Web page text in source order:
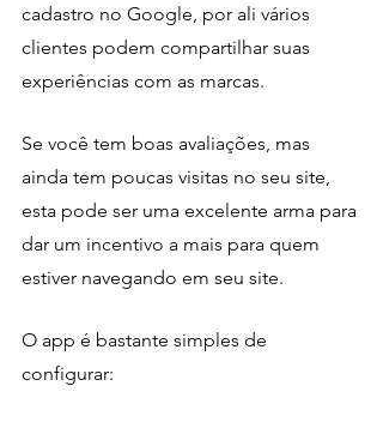
cadastro no Google, por ali vários
clientes podem compartilhar suas
experiências com as marcas.
Se você tem boas avaliações, mas
ainda tem poucas visitas no seu site,
esta pode ser uma excelente arma para
dar um incentivo a mais para quem
estiver navegando em seu site.
O app é bastante simples de
configurar: